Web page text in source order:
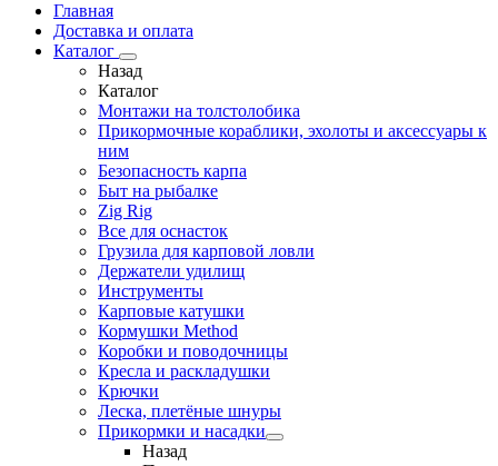
Главная
Доставка и оплата
Каталог
Назад
Каталог
Монтажи на толстолобика
Прикормочные кораблики, эхолоты и аксессуары к
ним
Безопасность карпа
Быт на рыбалке
Zig Rig
Все для оснасток
Грузила для карповой ловли
Держатели удилищ
Инструменты
Карповые катушки
Кормушки Method
Коробки и поводочницы
Кресла и раскладушки
Крючки
Леска, плетёные шнуры
Прикормки и насадки
Назад